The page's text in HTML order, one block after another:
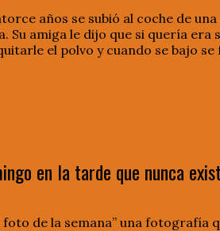
años se subió al coche de
Su amiga le dijo que si quería era
el polvo y cuando se bajo
en la tarde que nunca
foto de la semana” una fotografía